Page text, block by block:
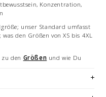
Konzentration,
unser Standard umfasst
den Größen von XS bis 4XL
den Größen und wie Du